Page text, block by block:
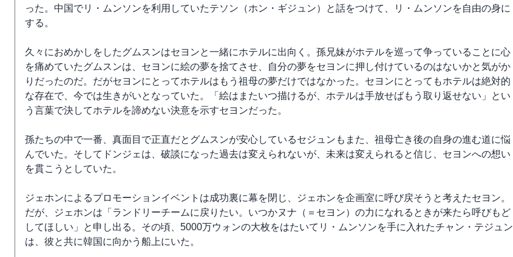
った。中国でリ・ムンソンを利用していたテソン（ホン・ギジュン）と話をつけて、リ・ムンソンを自由の身に
する。
久々におめかしをしたグムスンはセヨンと一緒にホテルに出向く。孫兄妹がホテルを巡って争っていることに心
を痛めていたグムスンは、セヨンに絵の夢を捨てさせ、自分の夢をセヨンに押し付けているのはないかと気がか
りだったのだ。だがセヨンにとってホテルはもう祖母の夢だけではなかった。セヨンにとってもホテルは絶対的
な存在で、今では生きがいとなっていた。「絵はまたいつ描けるが、ホテルは手放せばもう取り返せない」とい
う言葉で決してホテルを諦めない決意を示すセヨンだった。
孫たちの中で一番、真面目で正直だとグムスンが安心しているセジュンもまた、祖母亡き後の自身の進む道に悩
んでいた。そしてドンジェは、破談になった過去は変えられないが、未来は変えられると信じ、セヨンへの想い
を貫こうとしていた。
ジェホンによるプロモーションイベントは成功裏に幕を閉じ、ジェホンを企画室に呼び戻そうと考えたセヨン。
だが、ジェホンは「ランドリーチームに戻りたい。いつかヌナ（＝セヨン）の力になれるときが来たら呼びもど
してほしい」と申し出る。その頃、5000万ウォンの大枚をはたいてリ・ムンソンを手に入れたチャン・テジュン
は、彼と共に韓国に向かう船上にいた。